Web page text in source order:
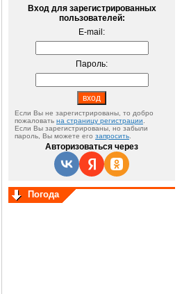
Вход для зарегистрированных
пользователей:
E-mail:
Пароль:
Если Вы не зарегистрированы, то добро
пожаловать на страницу регистрации
Если Вы зарегистрированы, но забыли
пароль, Вы можете его запросить
Авторизоваться через
Погода